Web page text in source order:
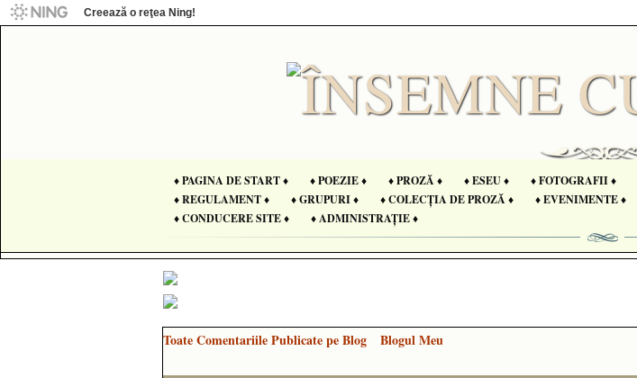
Creează o reţea Ning!
♦ PAGINA DE START ♦ ♦ POEZIE ♦ ♦ PROZĂ ♦ ♦ ESEU ♦ ♦ FOTOGRAFII ♦
♦ REGULAMENT ♦
♦ GRUPURI ♦ ♦ COLECȚIA DE PROZĂ ♦ ♦ EVENIMENTE ♦
♦ CONDUCERE SITE ♦
♦ ADMINISTRAȚIE ♦
Toate Comentariile Publicate pe Blog Blogul Meu